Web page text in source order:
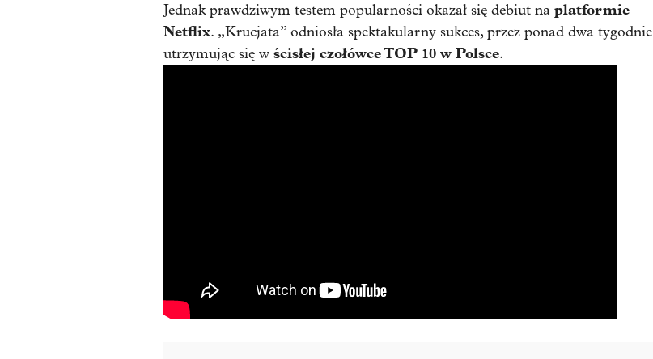
Jednak prawdziwym testem popularności okazał się debiut na platformie
Netflix. „Krucjata” odniosła spektakularny sukces, przez ponad dwa tygodnie
utrzymując się w ścisłej czołówce TOP 10 w Polsce.